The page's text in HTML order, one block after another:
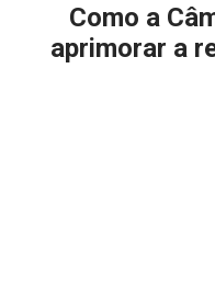
Como a
aprimorar a